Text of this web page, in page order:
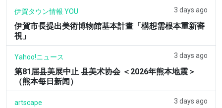
伊賀タウン情報 YOU 3 days ago
伊賀市長提出美術博物館基本計畫「構想需根本重新審
視」
Yahoo!ニュース 3 days ago
第81届县美展中止 县美术协会 ＜2026年熊本地震＞
（熊本每日新闻）
artscape 3 days ago